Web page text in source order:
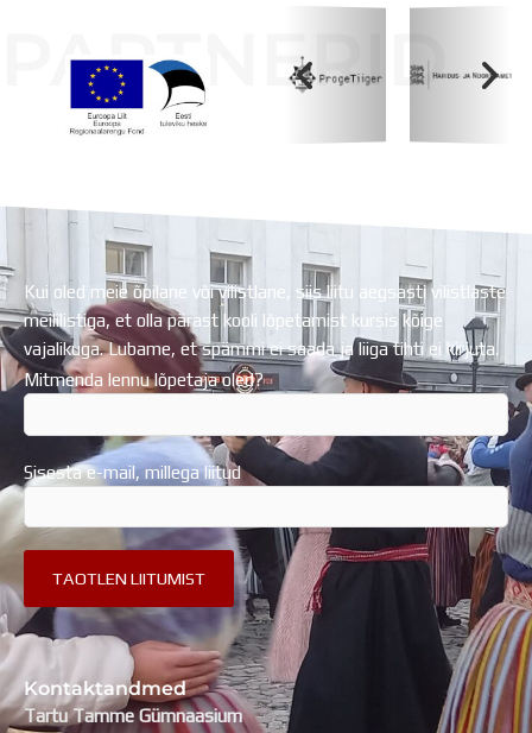
Kontaktid
Tööpakkumised
PARTNERID
Kui oled meie õpilane või vilistlane, siis liitu aegsasti vilistlaste
meililistiga, et olla pärast kooli lõpetamist kursis kõige
vajalikuga. Lubame, et spämmi ei saada ja liiga tihti ei kirjuta.
Mitmenda lennu lõpetaja oled?
Sisesta e-mail, millega liitud
Kontaktandmed
Tartu Tamme Gümnaasium